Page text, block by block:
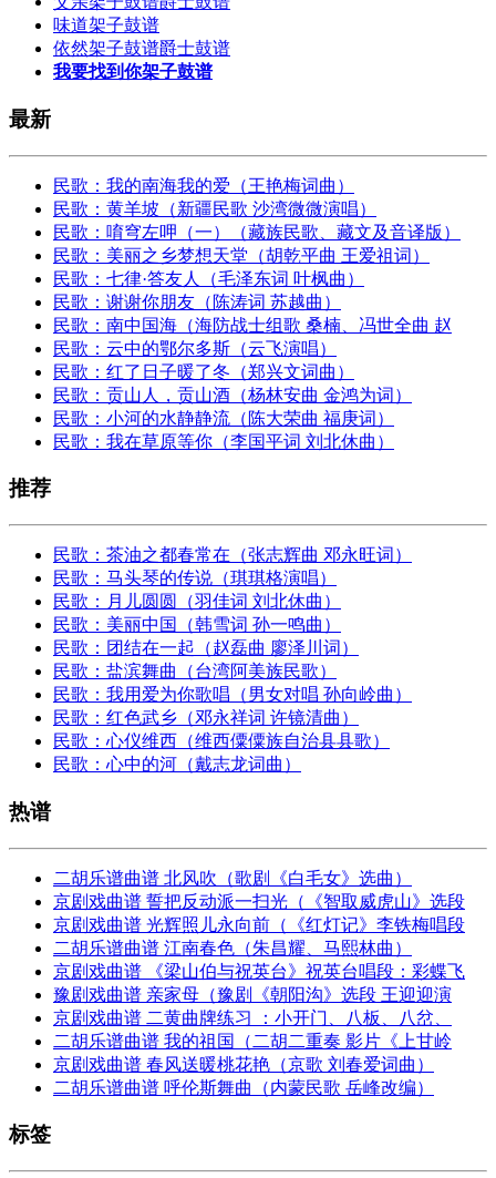
味道架子鼓谱
依然架子鼓谱爵士鼓谱
我要找到你架子鼓谱
最新
民歌：我的南海我的爱（王艳梅词曲）
民歌：黄羊坡（新疆民歌 沙湾微微演唱）
民歌：唷穹左呷（一）（藏族民歌、藏文及音译版）
民歌：美丽之乡梦想天堂（胡乾平曲 王爱祖词）
民歌：七律·答友人（毛泽东词 叶枫曲）
民歌：谢谢你朋友（陈涛词 苏越曲）
民歌：南中国海（海防战士组歌 桑楠、冯世全曲 赵
民歌：云中的鄂尔多斯（云飞演唱）
民歌：红了日子暖了冬（郑兴文词曲）
民歌：贡山人，贡山酒（杨林安曲 金鸿为词）
民歌：小河的水静静流（陈大荣曲 福庚词）
民歌：我在草原等你（李国平词 刘北休曲）
推荐
民歌：茶油之都春常在（张志辉曲 邓永旺词）
民歌：马头琴的传说（琪琪格演唱）
民歌：月儿圆圆（羽佳词 刘北休曲）
民歌：美丽中国（韩雪词 孙一鸣曲）
民歌：团结在一起（赵磊曲 廖泽川词）
民歌：盐滨舞曲（台湾阿美族民歌）
民歌：我用爱为你歌唱（男女对唱 孙向岭曲）
民歌：红色武乡（邓永祥词 许镜清曲）
民歌：心仪维西（维西僳僳族自治县县歌）
民歌：心中的河（戴志龙词曲）
热谱
二胡乐谱曲谱 北风吹（歌剧《白毛女》选曲）
京剧戏曲谱 誓把反动派一扫光（《智取威虎山》选段
京剧戏曲谱 光辉照儿永向前（《红灯记》李铁梅唱段
二胡乐谱曲谱 江南春色（朱昌耀、马熙林曲）
京剧戏曲谱 《梁山伯与祝英台》祝英台唱段：彩蝶飞
豫剧戏曲谱 亲家母（豫剧《朝阳沟》选段 王迎迎演
京剧戏曲谱 二黄曲牌练习 ：小开门、八板、八岔、
二胡乐谱曲谱 我的祖国（二胡二重奏 影片《上甘岭
京剧戏曲谱 春风送暖桃花艳（京歌 刘春爱词曲）
二胡乐谱曲谱 呼伦斯舞曲（内蒙民歌 岳峰改编）
标签